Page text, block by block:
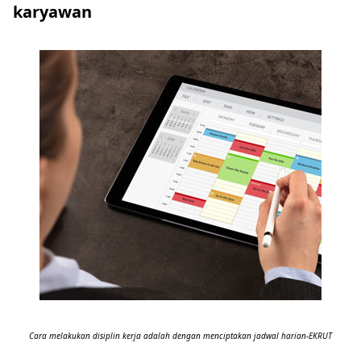
karyawan
Cara melakukan disiplin kerja adalah dengan menciptakan jadwal harian-EKRUT